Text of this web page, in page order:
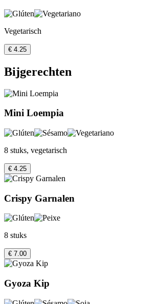
Vegetarisch
€ 4.25
Bijgerechten
Mini Loempia
8 stuks, vegetarisch
€ 4.25
Crispy Garnalen
8 stuks
€ 7.00
Gyoza Kip